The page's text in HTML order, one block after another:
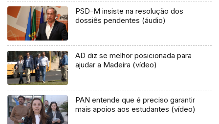
PSD-M insiste na resolução dos
dossiês pendentes (áudio)
AD diz se melhor posicionada para
ajudar a Madeira (vídeo)
PAN entende que é preciso garantir
mais apoios aos estudantes (vídeo)